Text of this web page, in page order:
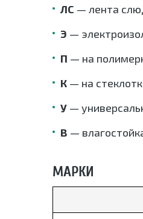
ЛС — лента
Э —
П — на
К — на
У —
В —
МАРКИ